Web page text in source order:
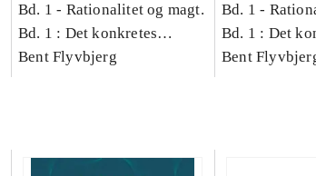
Bd. 1 - Rationalitet og magt.
Bd. 1 : Det konkretes
videnskab
Bent Flyvbjerg
Bd. 1 -
Bd. 1 : Det
videnskab
Bent